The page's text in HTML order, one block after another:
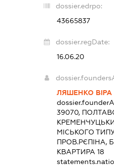
dossier.edrpo:
43665837
dossier.regDate:
16.06.20
ЛЯШЕНКО ВІРА
39070,
МІСЬКОГО
ПРОВ.РЄПІНА,
КВАРТИРА 18